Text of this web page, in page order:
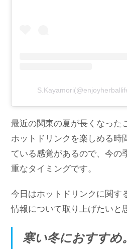
最近の関東の夏が長くなった
ホットドリンクを楽しめる時
ている感覚があるので、今の
重なタイミングです。
今日はホットドリンクに関す
情報について取り上げたいと
寒い冬におすすめ